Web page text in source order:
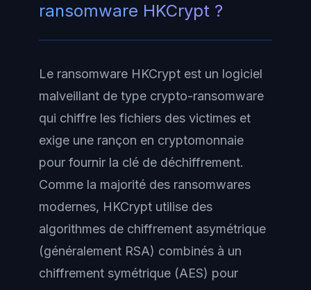
ransomware HKCrypt ?
Le ransomware HKCrypt est un logiciel
malveillant de type crypto-ransomware
qui chiffre les fichiers des victimes et
exige une rançon en cryptomonnaie
pour fournir la clé de déchiffrement.
Comme la majorité des ransomwares
modernes, HKCrypt utilise des
algorithmes de chiffrement asymétrique
(généralement RSA) combinés à un
chiffrement symétrique (AES) pour